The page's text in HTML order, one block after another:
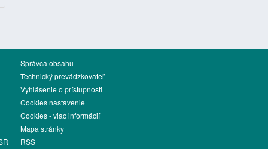
Správca obsahu
Technický prevádzkovateľ
Vyhlásenie o prístupnosti
Cookies nastavenie
Cookies - viac informácií
Mapa stránky
RSS